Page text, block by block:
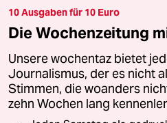
10 Ausgaben für 10 Euro
Die Wochenzeitung
Unsere wochentaz bietet
Journalismus, der es nicht
Stimmen, die woanders
zehn Wochen lang